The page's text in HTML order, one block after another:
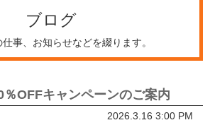
ブログ
事、お知らせなどを綴ります。
OFFキャンペーンのご案内
2026.3.16 3:00 PM